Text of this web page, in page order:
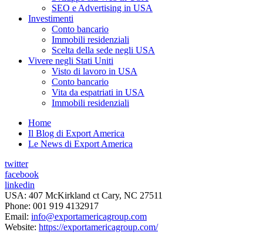
SEO e Advertising in USA
Investimenti
Conto bancario
Immobili residenziali
Scelta della sede negli USA
Vivere negli Stati Uniti
Visto di lavoro in USA
Conto bancario
Vita da espatriati in USA
Immobili residenziali
Home
Il Blog di Export America
Le News di Export America
twitter
facebook
linkedin
USA: 407 McKirkland ct Cary, NC 27511
Phone: 001 919 4132917
Email: info@exportamericagroup.com
Website: https://exportamericagroup.com/